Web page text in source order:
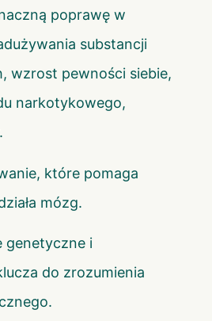
poprawę w
substancji
wzrost pewności siebie,
narkotykowego,
które pomaga
mózg.
genetyczne i
do zrozumienia